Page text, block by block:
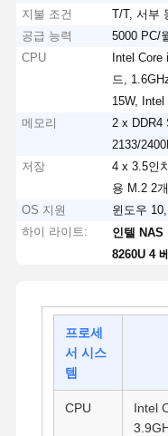
지불 조건
T/T, 서부
공급 능력
5000 PC/
CPU
Intel
드,
15W,
메모리
2 x DDR4
2133/
저장
4 x 3.5인
용 M.2 2
OS 지원
윈도우
하이 라이트:
인텔 NAS
8260U 4
프로세
서 시스
템
CPU
Intel